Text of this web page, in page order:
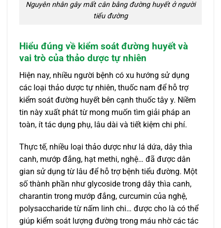
Nguyên nhân gây mất cân bằng đường huyết ở người
tiểu đường
Hiểu đúng về kiểm soát đường huyết và
vai trò của thảo dược tự nhiên
Hiện nay, nhiều người bệnh có xu hướng sử dụng
các loại thảo dược tự nhiên, thuốc nam để hỗ trợ
kiểm soát đường huyết bên cạnh thuốc tây y. Niềm
tin này xuất phát từ mong muốn tìm giải pháp an
toàn, ít tác dụng phụ, lâu dài và tiết kiệm chi phí.
Thực tế, nhiều loại thảo dược như lá dứa, dây thìa
canh, mướp đắng, hạt methi, nghệ… đã được dân
gian sử dụng từ lâu để hỗ trợ bệnh tiểu đường. Một
số thành phần như glycoside trong dây thìa canh,
charantin trong mướp đắng, curcumin của nghệ,
polysaccharide từ nấm linh chi… được cho là có thể
giúp kiểm soát lượng đường trong máu nhờ các tác